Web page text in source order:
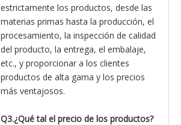
estrictamente los productos, desde las
materias primas hasta la producción, el
procesamiento, la inspección de calidad
del producto, la entrega, el embalaje,
etc., y proporcionar a los clientes
productos de alta gama y los precios
más ventajosos.
Q3.¿Qué tal el precio de los productos?